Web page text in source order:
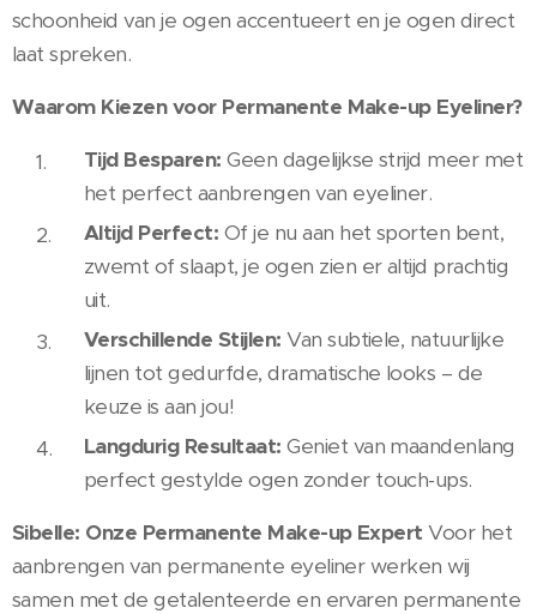
schoonheid van je ogen accentueert en je ogen direct
laat spreken.
Waarom Kiezen voor Permanente Make-up Eyeliner?
Tijd Besparen: Geen dagelijkse strijd meer met
het perfect aanbrengen van eyeliner.
Altijd Perfect: Of je nu aan het sporten bent,
zwemt of slaapt, je ogen zien er altijd prachtig
uit.
Verschillende Stijlen: Van subtiele, natuurlijke
lijnen tot gedurfde, dramatische looks – de
keuze is aan jou!
Langdurig Resultaat: Geniet van maandenlang
perfect gestylde ogen zonder touch-ups.
Sibelle: Onze Permanente Make-up Expert Voor het
aanbrengen van permanente eyeliner werken wij
samen met de getalenteerde en ervaren permanente